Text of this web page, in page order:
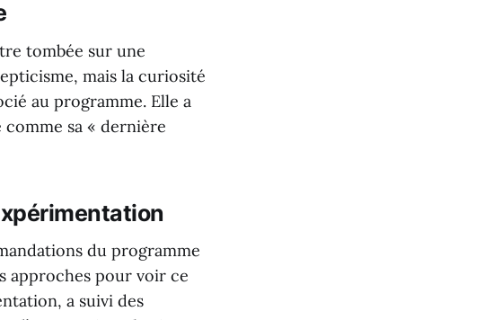
tombée sur une
mais la curiosité
au programme. Elle a
sa « dernière
du programme
approches pour voir ce
a suivi des